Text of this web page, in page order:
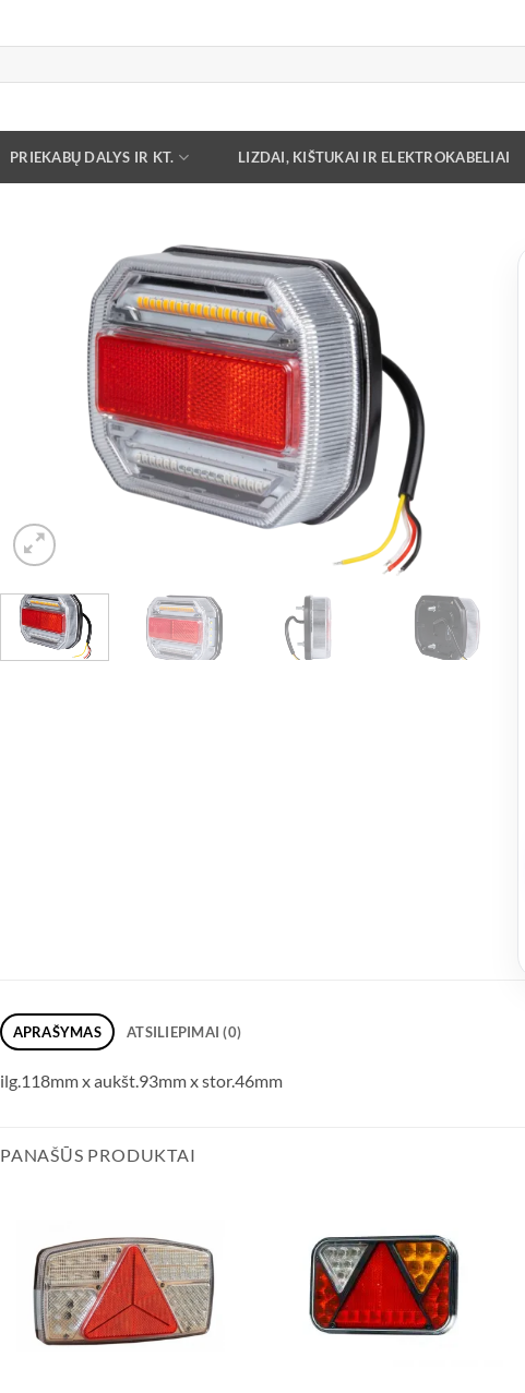
PRIEKABŲ DALYS IR KT. LIZDAI, KIŠTUKAI IR ELEKTROKABELIAI
APRAŠYMAS ATSILIEPIMAI (0)
ilg.118mm x aukšt.93mm x stor.46mm
PANAŠŪS PRODUKTAI
Add to
wishlist
Add to
wishlist